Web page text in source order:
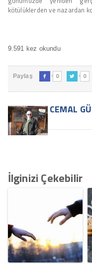
kötülüklerden ve nazardan
9.591 kez okundu
Paylaş  0  0
CEMAL
İlginizi Çekebilir